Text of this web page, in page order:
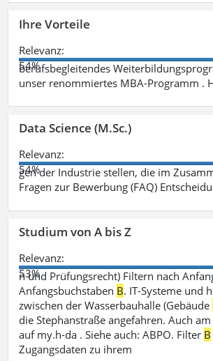
Ihre Vorteile
Relevanz:
54%
berufsbegleitendes
unser renommiertes MBA-Programm .
Data Science (M.Sc.)
Relevanz:
54%
gen der Industrie stellen, die im
Fragen zur Bewerbung (FAQ)
Studium von A bis Z
Relevanz:
53%
n und Prüfungsrecht) Filtern nach
Anfangsbuchstaben B. IT-Systeme und
zwischen der Wasserbauhalle (Gebäude
die Stephanstraße angefahren. Auch
auf my.h-da . Siehe auch: ABPO. Filter B
Zugangsdaten zu ihrem